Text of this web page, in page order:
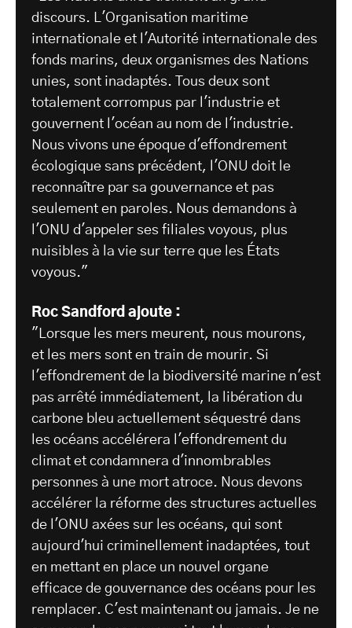
discours. L'Organisation maritime
internationale et l'Autorité internationale des
fonds marins, deux organismes des Nations
unies, sont inadaptés. Tous deux sont
totalement corrompus par l'industrie et
gouvernent l'océan au nom de l'industrie.
Nous vivons une époque d'effondrement
écologique sans précédent, l'ONU doit le
reconnaître par sa gouvernance et pas
seulement en paroles. Nous demandons à
l'ONU d'appeler ses filiales voyous, plus
nuisibles à la vie sur terre que les États
voyous."
Roc Sandford ajoute :
"Lorsque les mers meurent, nous mourons,
et les mers sont en train de mourir. Si
l'effondrement de la biodiversité marine n'est
pas arrêté immédiatement, la libération du
carbone bleu actuellement séquestré dans
les océans accélérera l'effondrement du
climat et condamnera d'innombrables
personnes à une mort atroce. Nous devons
accélérer la réforme des structures actuelles
de l'ONU axées sur les océans, qui sont
aujourd'hui criminellement inadaptées, tout
en mettant en place un nouvel organe
efficace de gouvernance des océans pour les
remplacer. C'est maintenant ou jamais. Je ne